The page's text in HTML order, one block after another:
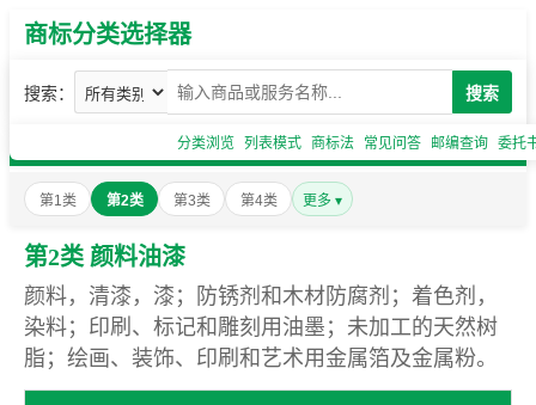
商标分类选择器
搜索： 搜索
分类浏览 列表模式 商标法 常见问答 邮编查询 委托
第1类 第2类 第3类 第4类 更多 ▾
第2类 颜料油漆
颜料，清漆，漆；防锈剂和木材防腐剂；着色剂，
染料；印刷、标记和雕刻用油墨；未加工的天然树
脂；绘画、装饰、印刷和艺术用金属箔及金属粉。